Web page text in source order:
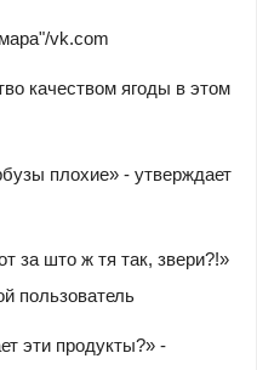
vk.com
качеством ягоды в этом
плохие» - утверждает
за што ж тя так, звери?!»
пользователь
эти продукты?» -